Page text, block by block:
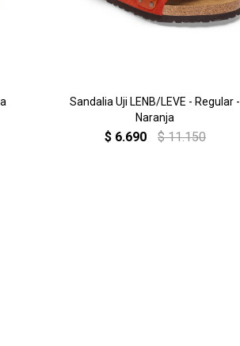
Sandalia Uji LENB/LEVE - Regular -
Naranja
$ 6.690 $ 11.150